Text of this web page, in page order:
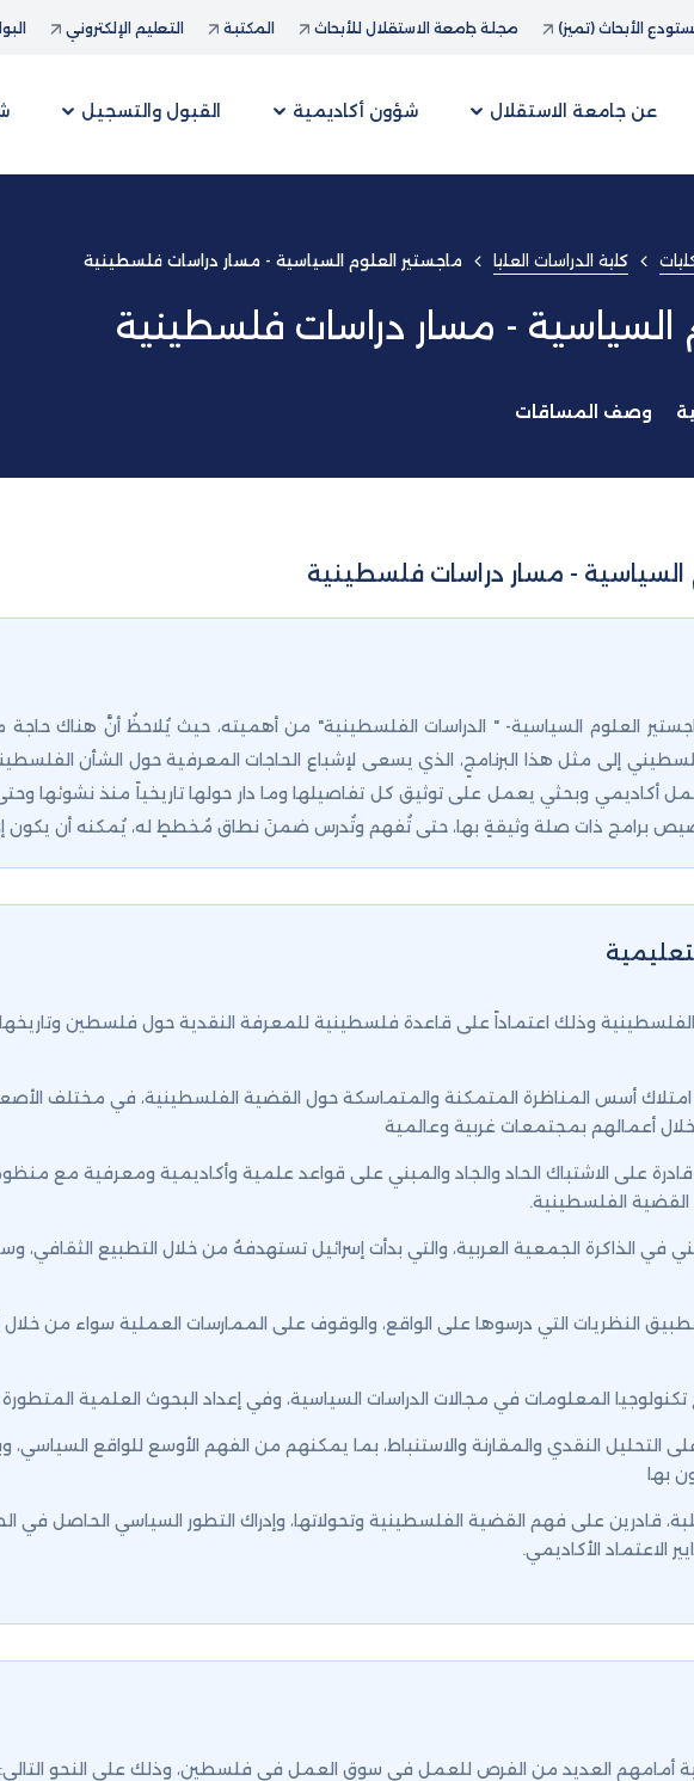
الأبحاث (تميز) مجلة جامعة الاستقلال للأبحاث المكتبة التعليم الإلكتروني
عن جامعة الاستقلال شؤون أكاديمية القبول والتسجيل
كلية الدراسات العليا ماجستير العلوم السياسية - مسار دراسات فلسطينية
السياسية - مسار دراسات فلسطينية
وصف المساقات
السياسية - مسار دراسات فلسطينية
العلوم السياسية- " الدراسات الفلسطينية" من أهميته، حيث يُلاحظُ أنَّ هناك
إلى مثل هذا البرنامجٍ، الذي يسعى لإشباع الحاجات المعرفية حول الشأن
أكاديمي وبحثي يعمل على توثيق كل تفاصيلها وما دار حولها تاريخياً منذ نشوئها
برامج ذات صلة وثيقةٍ بها، حتى تُفهم وتُدرس ضمنَ نطاق مُخططٍ له، يُمكنه أن يكون
الفلسطينية وذلك اعتماداً على قاعدة فلسطينية للمعرفة النقدية حول فلسطين وتاريخها
أسس المناظرة المتمكنة والمتماسكة حول القضية الفلسطينية، في مختلف
أعمالهم بمجتمعات غربية وعالمية
على الاشتباك الحاد والجاد والمبني على قواعد علمية وأكاديمية ومعرفية مع منظومة
القضية الفلسطينية.
في الذاكرة الجمعية العربية، والتي بدأت إسرائيل تستهدفهُ من خلال التطبيع الثقافي،
النظريات التي درسوها على الواقع، والوقوف على الممارسات العملية سواء من خلال
المعلومات في مجالات الدراسات السياسية، وفي إعداد البحوث العلمية
التحليل النقدي والمقارنة والاستنباط، بما يمكنهم من الفهم الأوسع للواقع
بها
قادرين على فهم القضية الفلسطينية وتحولاتها، وإدراك التطور السياسي الحاصل في
الاعتماد الأكاديمي.
أمامهم العديد من الفرص للعمل في سوق العمل في فلسطين، وذلك على النحو التالي: